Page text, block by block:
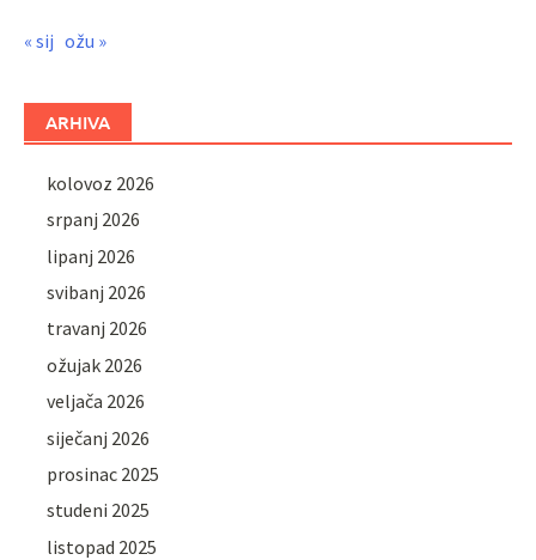
« sij ožu »
ARHIVA
kolovoz 2026
srpanj 2026
lipanj 2026
svibanj 2026
travanj 2026
ožujak 2026
veljača 2026
siječanj 2026
prosinac 2025
studeni 2025
listopad 2025